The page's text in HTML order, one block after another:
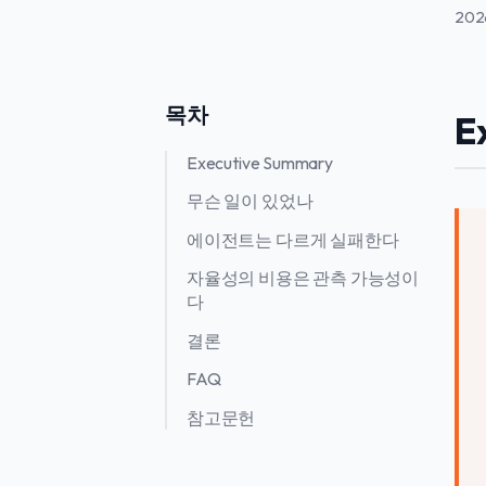
목차
Executive Summary
무슨 일이 있었나
에이전트는 다르게 실패한다
자율성의 비용은 관측 가능성이
다
결론
FAQ
참고문헌